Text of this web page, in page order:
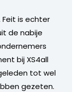
Feit is echter
de nabije
bij XS4all
tot wel
gezeten.